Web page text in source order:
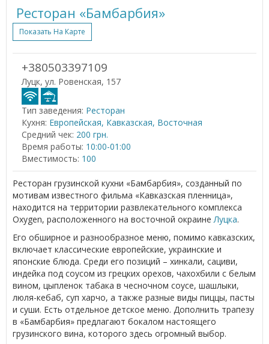
Ресторан «Бамбарбия»
Показать На Карте
+380503397109
Луцк, ул. Ровенская, 157
Тип заведения: Ресторан
Кухня: Европейская, Кавказская, Восточная
Средний чек: 200 грн.
Время работы: 10:00-01:00
Вместимость: 100
Ресторан грузинской кухни «Бамбарбия», созданный по
мотивам известного фильма «Кавказская пленница»,
находится на территории развлекательного комплекса
Oxygen, расположенного на восточной окраине Луцка.
Его обширное и разнообразное меню, помимо кавказских,
включает классические европейские, украинские и
японские блюда. Среди его позиций – хинкали, сациви,
индейка под соусом из грецких орехов, чахохбили с белым
вином, цыпленок табака в чесночном соусе, шашлыки,
люля-кебаб, суп харчо, а также разные виды пиццы, пасты
и суши. Есть отдельное детское меню. Дополнить трапезу
в «Бамбарбия» предлагают бокалом настоящего
грузинского вина, которого здесь огромный выбор.